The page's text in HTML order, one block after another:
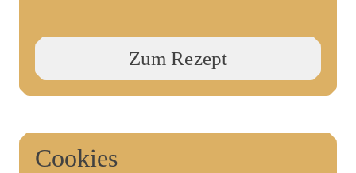
Zum Rezept
Cookies